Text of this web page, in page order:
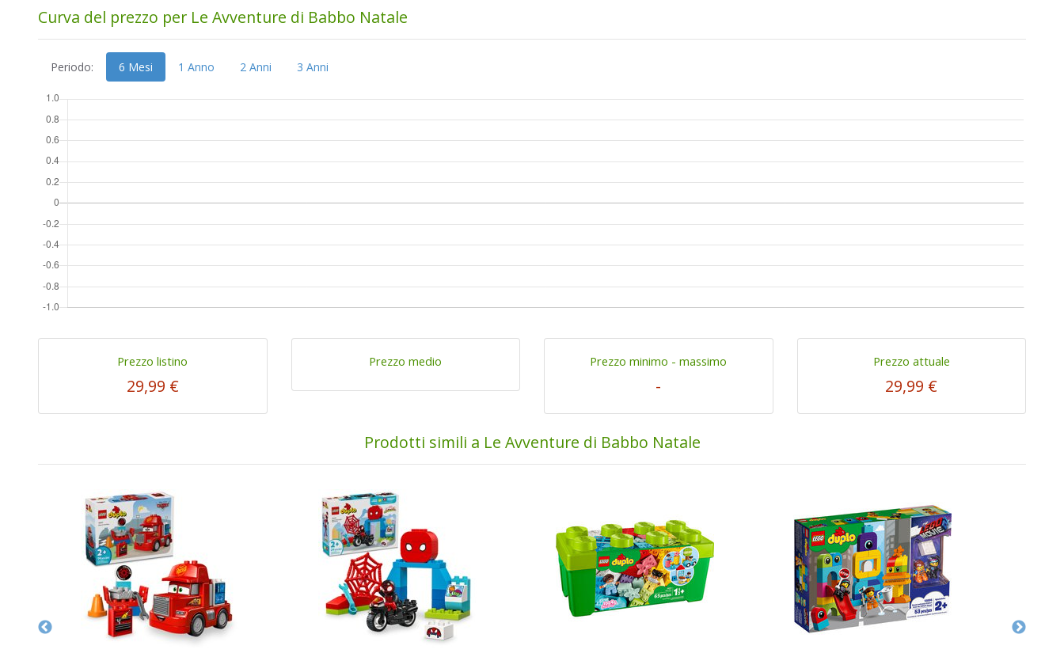
Curva del prezzo per Le Avventure di Babbo Natale
Periodo: 6 Mesi 1 Anno 2 Anni 3 Anni
Prezzo listino
29,99 €
Prezzo medio Prezzo minimo - massimo
-
Prezzo attuale
29,99 €
Prodotti simili a Le Avventure di Babbo Natale